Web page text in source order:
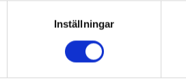
Inställningar
diskho VS45-P3